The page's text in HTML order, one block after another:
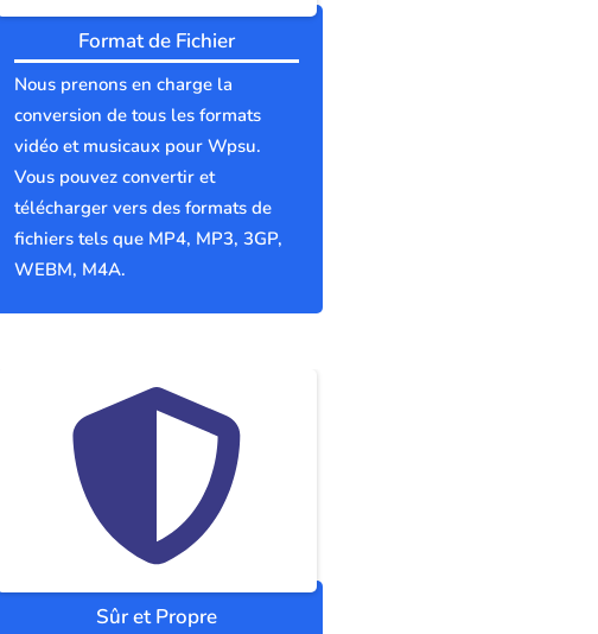
Format de Fichier
Nous prenons en charge la
conversion de tous les formats
vidéo et musicaux pour Wpsu.
Vous pouvez convertir et
télécharger vers des formats de
fichiers tels que MP4, MP3, 3GP,
WEBM, M4A.
Sûr et Propre